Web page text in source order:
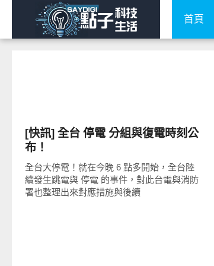
首頁
[快訊] 全台 停電 分組與復電時刻公
布！
全台大停電！就在今晚 6 點多開始，全台陸
續發生跳電與 停電 的事件，對此台電與消防
署也整理出來對應措施與後續